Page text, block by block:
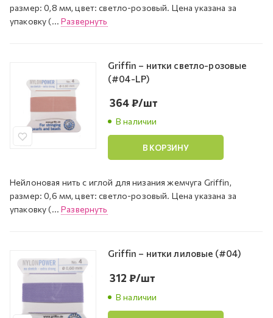
размер: 0,8 мм, цвет: светло-розовый. Цена указана за
упаковку (...Развернуть
Griffin – нитки светло-розовые
(#04-LP)
В наличии
364₽/шт
В КОРЗИНУ
Нейлоновая нить с иглой для низания жемчуга Griffin,
размер: 0,6 мм, цвет: светло-розовый. Цена указана за
упаковку (...Развернуть
Griffin – нитки лиловые (#04)
В наличии
312 ₽/шт